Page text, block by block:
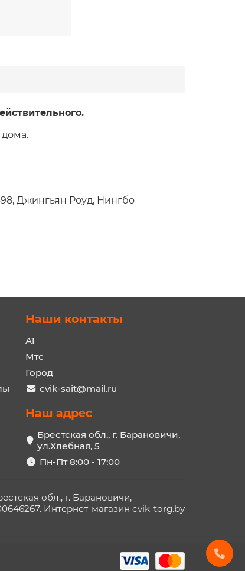
Джингьян Роуд, Нингбо
Наши контакты
A1
Мтс
Город
cvik-sait@mail.ru
Наш адрес
Брестская обл., г. Барановичи,
ул.Хлебная, 5
Пн-Пт 8:00 - 17:00
обл., г. Барановичи,
Интернет-магазин cvik-torg.by